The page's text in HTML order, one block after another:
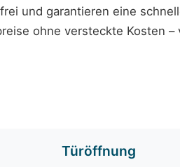
und garantieren eine
ohne versteckte Kosten
Türöffnung